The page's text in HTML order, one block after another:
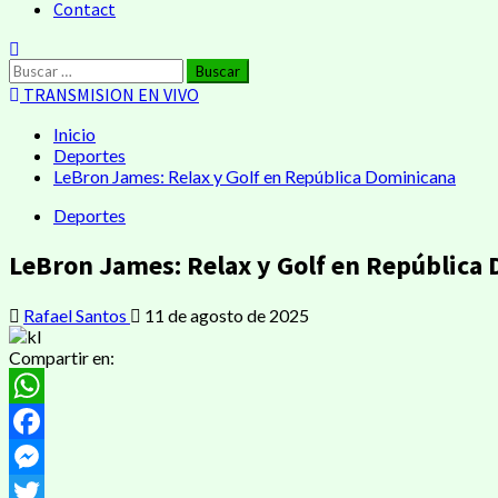
Contact
Buscar:
TRANSMISION EN VIVO
Inicio
Deportes
LeBron James: Relax y Golf en República Dominicana
Deportes
LeBron James: Relax y Golf en República
Rafael Santos
11 de agosto de 2025
Compartir en:
WhatsApp
Facebook
Messenger